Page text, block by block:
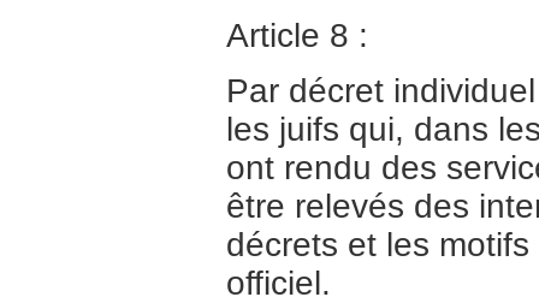
Article 8 :
Par décret
les juifs qui, dans
ont rendu des
être relevés des
décrets et les
officiel.